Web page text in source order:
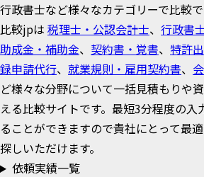
行政書士など様々なカテゴリーで比較
比較jpは 税理士・公認会計士、 行政書
助成金・補助金、 契約書・覚書、 特許
録申請代行、 就業規則・雇用契約書、
ど様々な分野について一括見積もりや
える比較サイトです。最短3分程度の入
ることができますので貴社にとって最
探しいただけます。
依頼実績一覧